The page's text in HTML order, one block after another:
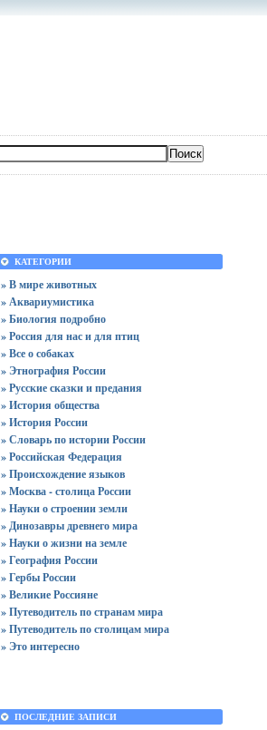
КАТЕГОРИИ
» В мире животных
» Аквариумистика
» Биология подробно
» Россия для нас и для птиц
» Все о собаках
» Этнография России
» Русские сказки и предания
» История общества
» История России
» Словарь по истории России
» Российская Федерация
» Происхождение языков
» Москва - столица России
» Науки о строении земли
» Динозавры древнего мира
» Науки о жизни на земле
» География России
» Гербы России
» Великие Россияне
» Путеводитель по странам мира
» Путеводитель по столицам мира
» Это интересно
ПОСЛЕДНИЕ ЗАПИСИ